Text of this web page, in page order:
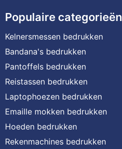
Populaire categorieën
Kelnersmessen bedrukken
Bandana's bedrukken
Pantoffels bedrukken
Reistassen bedrukken
Laptophoezen bedrukken
Emaille mokken bedrukken
Hoeden bedrukken
Rekenmachines bedrukken